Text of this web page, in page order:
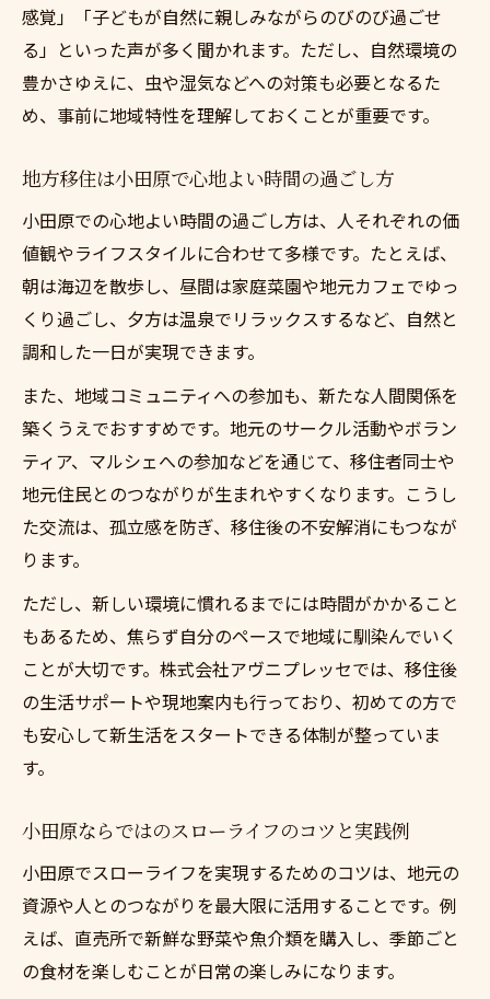
感覚」「子どもが自然に親しみながらのびのび過ごせ
る」といった声が多く聞かれます。ただし、自然環境の
豊かさゆえに、虫や湿気などへの対策も必要となるた
め、事前に地域特性を理解しておくことが重要です。
地方移住は小田原で心地よい時間の過ごし方
小田原での心地よい時間の過ごし方は、人それぞれの価
値観やライフスタイルに合わせて多様です。たとえば、
朝は海辺を散歩し、昼間は家庭菜園や地元カフェでゆっ
くり過ごし、夕方は温泉でリラックスするなど、自然と
調和した一日が実現できます。
また、地域コミュニティへの参加も、新たな人間関係を
築くうえでおすすめです。地元のサークル活動やボラン
ティア、マルシェへの参加などを通じて、移住者同士や
地元住民とのつながりが生まれやすくなります。こうし
た交流は、孤立感を防ぎ、移住後の不安解消にもつなが
ります。
ただし、新しい環境に慣れるまでには時間がかかること
もあるため、焦らず自分のペースで地域に馴染んでいく
ことが大切です。株式会社アヴニプレッセでは、移住後
の生活サポートや現地案内も行っており、初めての方で
も安心して新生活をスタートできる体制が整っていま
す。
小田原ならではのスローライフのコツと実践例
小田原でスローライフを実現するためのコツは、地元の
資源や人とのつながりを最大限に活用することです。例
えば、直売所で新鮮な野菜や魚介類を購入し、季節ごと
の食材を楽しむことが日常の楽しみになります。